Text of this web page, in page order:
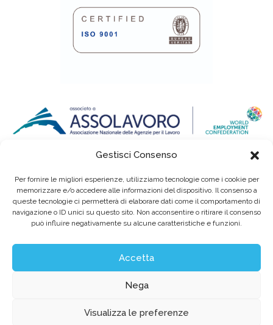
Gestisci Consenso
Per fornire le migliori esperienze, utilizziamo tecnologie come i cookie per
memorizzare e/o accedere alle informazioni del dispositivo. Il consenso a
queste tecnologie ci permetterà di elaborare dati come il comportamento di
navigazione o ID unici su questo sito. Non acconsentire o ritirare il consenso
può influire negativamente su alcune caratteristiche e funzioni.
Accetta
Nega
Visualizza le preferenze
Eurointerim S.p.A. Società Benefit / Agenzia per il Lavoro / Cap. Soc. deliberato e
Sede legale: Viale dell'Industria, 60 / 35129 Padova Tel. (+39) 049 89 34 994 / Fax (+39)
049 89 35 068 /
info@eurointerim.it
C.F. - P. IVA - Reg. Imp. di Padova n° 03304720281 REA nº302673 / Aut. Min. Lav. Prot.
n.1208 - SG del 16.12.2004
nel Registro nazionale degli aiuti di Stato